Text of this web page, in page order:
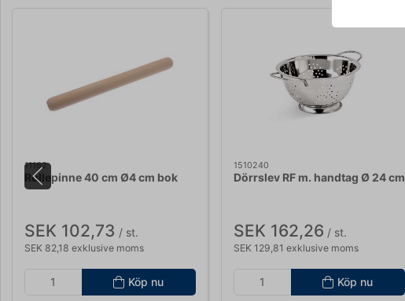
11162
Rullepinne 40 cm Ø4 cm bok
SEK 102,73 / st.
SEK 82,18 exklusive moms
Köp nu
1510240
Dörrslev RF m. handtag Ø 24 cm
SEK 162,26 / st.
SEK 129,81 exklusive moms
Köp nu